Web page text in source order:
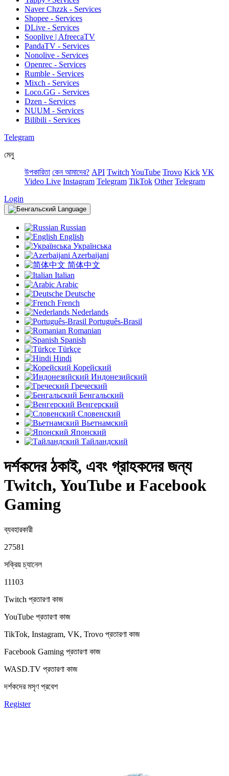
Naver Chzzk - Services
Shopee - Services
DLive - Services
Sooplive | AfreecaTV
PandaTV - Services
Nonolive - Services
Openrec - Services
Rumble - Services
Mixch - Services
Loco.GG - Services
Dzen - Services
NUUM - Services
Bilibili - Services
Telegram
মেনু
উপকারিতা কেন আমাদের? API Twitch YouTube Trovo Kick VK
Video Live Instagram Telegram TikTok Other Telegram
Login
Language
Russian
English
Українська
Azerbaijani
简体中文
Italian
Arabic
Deutsche
French
Nederlands
Português-Brasil
Romanian
Spanish
Türkçe
Hindi
Корейский
Индонезийский
Греческий
Бенгальский
Венгерский
Словенский
Вьетнамский
Японский
Тайландский
দর্শকদের ঠকাই, এবং গ্রাহকদের জন্য
Twitch, YouTube и Facebook
Gaming
ব্যবহারকারী
27581
সক্রিয় চ্যানেল
11103
Twitch প্রতারণা কাজ
YouTube প্রতারণা কাজ
TikTok, Instagram, VK, Trovo প্রতারণা কাজ
Facebook Gaming প্রতারণা কাজ
WASD.TV প্রতারণা কাজ
দর্শকদের মসৃণ প্রবেশ
Register